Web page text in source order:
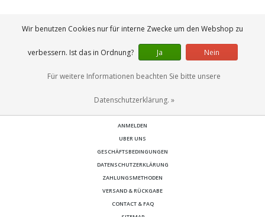
Spiegelstraat 10
Nootdorp
info@lanzfeld.nl
ANMELDEN
UBER UNS
GESCHÄFTSBEDINGUNGEN
DATENSCHUTZERKLÄRUNG
ZAHLUNGSMETHODEN
VERSAND & RÜCKGABE
CONTACT & FAQ
Wir benutzen Cookies nur für interne Zwecke um den Webshop zu
verbessern. Ist das in Ordnung? Ja Nein
Für weitere Informationen beachten Sie bitte unsere
Datenschutzerklärung. »